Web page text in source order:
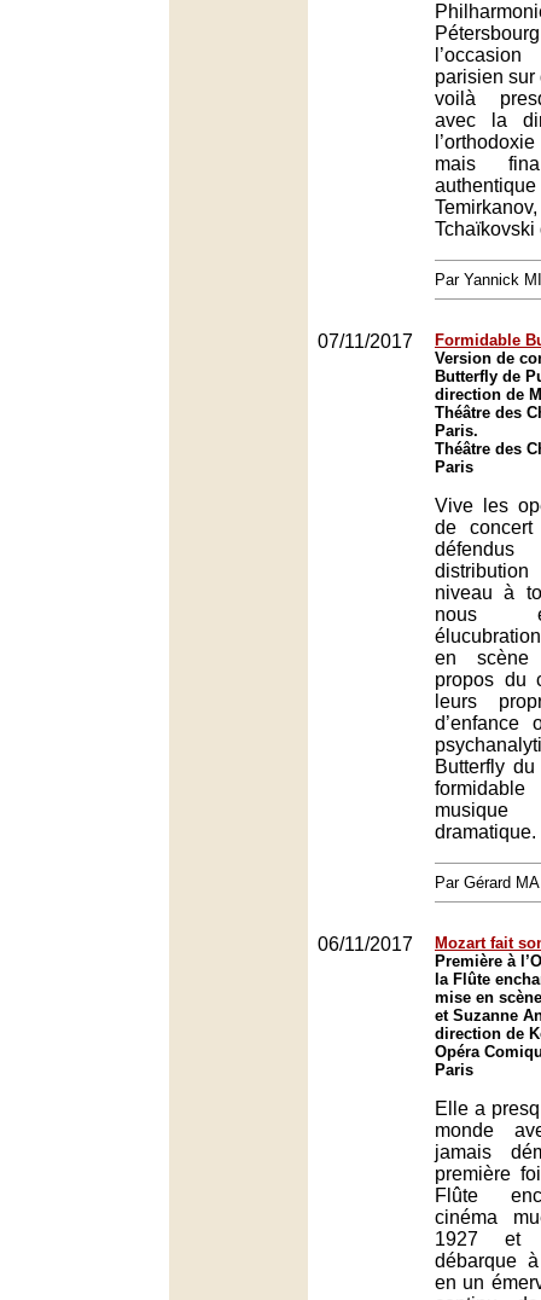
parisien sur
voilà
avec la
mais
Tchaïkovski
Par Yannick
07/11/2017
Formidable
Version de
Butterfly de
direction de
Théâtre des
Paris.
Théâtre des
Paris
Vive les
de
niveau à
nous
en scène
propos du
leurs
d’enfance
Butterfly
musique
dramatique.
Par Gérard
06/11/2017
Mozart fait
Première à
la Flûte
mise en
et Suzanne
direction de
Opéra
Paris
Elle a
monde
jamais
première
Flûte
cinéma
1927 et
débarque
en un